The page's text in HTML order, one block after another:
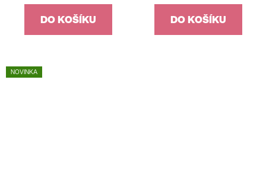
DO KOŠÍKU DO KOŠÍKU
NOVINKA